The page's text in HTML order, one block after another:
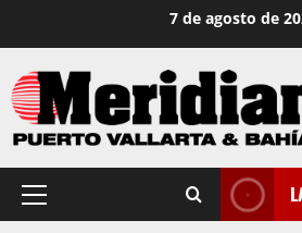
contenido
7 de agosto de
Menú